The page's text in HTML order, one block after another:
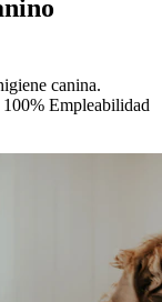
canina.
100% Empleabilidad